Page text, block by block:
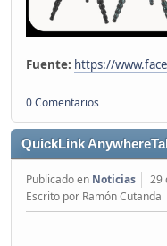
Fuente: https://
0 Comentarios
QuickLink
Publicado en Noticias
29
Escrito por Ramón Cutanda